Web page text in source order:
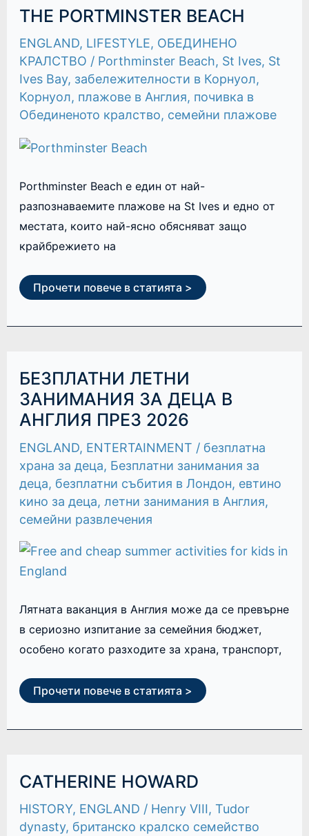
THE PORTMINSTER BEACH
ENGLAND, LIFESTYLE, ОБЕДИНЕНО
КРАЛСТВО / Porthminster Beach, St Ives, St
Ives Bay, забележителности в Корнуол,
Корнуол, плажове в Англия, почивка в
Обединеното кралство, семейни плажове
Porthminster Beach е един от най-
разпознаваемите плажове на St Ives и едно от
местата, които най-ясно обясняват защо
крайбрежието на
THE
PORTMINSTER
Прочети повече в статията >
БЕЗПЛАТНИ ЛЕТНИ
ЗАНИМАНИЯ ЗА ДЕЦА В
АНГЛИЯ ПРЕЗ 2026
ENGLAND, ENTERTAINMENT / безплатна
храна за деца, Безплатни занимания за
деца, безплатни събития в Лондон, евтино
кино за деца, летни занимания в Англия,
семейни развлечения
Лятната ваканция в Англия може да се превърне
в сериозно изпитание за семейния бюджет,
особено когато разходите за храна, транспорт,
БЕЗПЛАТНИ
ЛЕТНИ
ЗАНИМАНИЯ
ЗА
ДЕЦА
В
АНГЛИЯ
ПРЕЗ
2026
Прочети повече в статията >
CATHERINE HOWARD
HISTORY, ENGLAND / Henry VIII, Tudor
dynasty, британско кралско семейство
CATHERINE
HOWARD